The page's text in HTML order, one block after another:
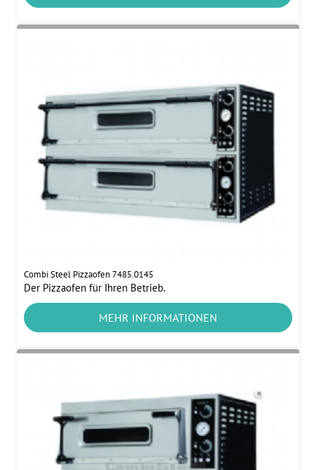
Combi Steel Pizzaofen 7485.0145
Der Pizzaofen für Ihren Betrieb.
MEHR INFORMATIONEN